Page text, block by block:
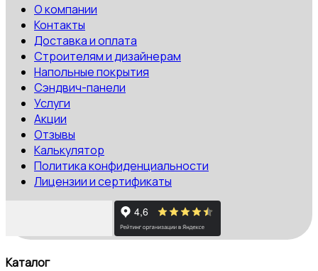
О компании
Контакты
Доставка и оплата
Строителям и дизайнерам
Напольные покрытия
Сэндвич-панели
Услуги
Акции
Отзывы
Калькулятор
Политика конфиденциальности
Лицензии и сертификаты
Каталог